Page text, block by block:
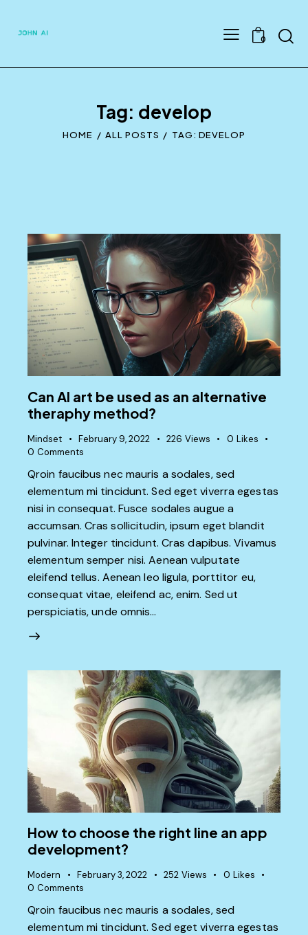
0
Tag: develop
HOME ALL POSTS TAG: DEVELOP
Can AI art be used as an alternative
theraphy method?
Mindset February 9, 2022 226 Views 0 Likes
0 Comments
Qroin faucibus nec mauris a sodales, sed
elementum mi tincidunt. Sed eget viverra egestas
nisi in consequat. Fusce sodales augue a
accumsan. Cras sollicitudin, ipsum eget blandit
pulvinar. Integer tincidunt. Cras dapibus. Vivamus
elementum semper nisi. Aenean vulputate
eleifend tellus. Aenean leo ligula, porttitor eu,
consequat vitae, eleifend ac, enim. Sed ut
perspiciatis, unde omnis…
How to choose the right line an app
development?
Modern February 3, 2022 252 Views 0 Likes
0 Comments
Qroin faucibus nec mauris a sodales, sed
elementum mi tincidunt. Sed eget viverra egestas